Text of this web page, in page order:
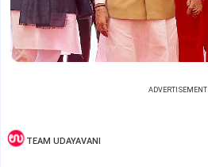
ADVERTISEMENT
TEAM UDAYAVANI